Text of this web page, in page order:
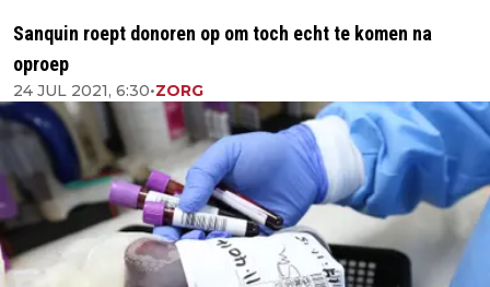
Sanquin roept donoren op om toch echt te komen na
oproep
24 JUL 2021, 6:30•ZORG